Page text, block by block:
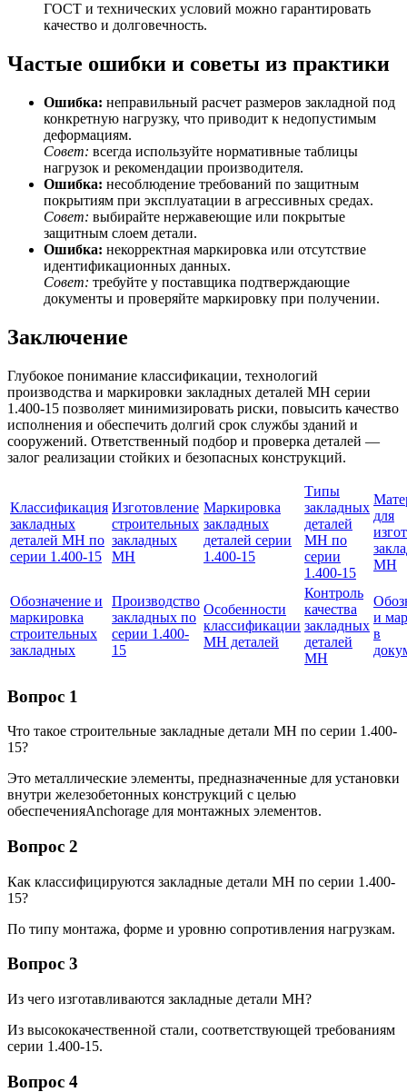
ГОСТ и технических условий можно гарантировать
качество и долговечность.
Частые ошибки и советы из практики
Ошибка: неправильный расчет размеров закладной под
конкретную нагрузку, что приводит к недопустимым
деформациям.
Совет: всегда используйте нормативные таблицы
нагрузок и рекомендации производителя.
Ошибка: несоблюдение требований по защитным
покрытиям при эксплуатации в агрессивных средах.
Совет: выбирайте нержавеющие или покрытые
защитным слоем детали.
Ошибка: некорректная маркировка или отсутствие
идентификационных данных.
Совет: требуйте у поставщика подтверждающие
документы и проверяйте маркировку при получении.
Заключение
Глубокое понимание классификации, технологий
производства и маркировки закладных деталей МН серии
1.400-15 позволяет минимизировать риски, повысить качество
исполнения и обеспечить долгий срок службы зданий и
сооружений. Ответственный подбор и проверка деталей —
залог реализации стойких и безопасных конструкций.
Классификация
закладных
деталей МН по
серии 1.400-15
Изготовление
строительных
закладных
МН
Маркировка
закладных
деталей серии
1.400-15
Типы
закладных
деталей
МН по
серии
1.400-15
для
МН
Обозначение и
маркировка
строительных
закладных
Производство
закладных по
серии 1.400-
15
Особенности
классификации
МН деталей
Контроль
качества
закладных
деталей
МН
и
в
Вопрос 1
Что такое строительные закладные детали МН по серии 1.400-
15?
Это металлические элементы, предназначенные для установки
внутри железобетонных конструкций с целью
обеспеченияAnchorage для монтажных элементов.
Вопрос 2
Как классифицируются закладные детали МН по серии 1.400-
15?
По типу монтажа, форме и уровню сопротивления нагрузкам.
Вопрос 3
Из чего изготавливаются закладные детали МН?
Из высококачественной стали, соответствующей требованиям
серии 1.400-15.
Вопрос 4